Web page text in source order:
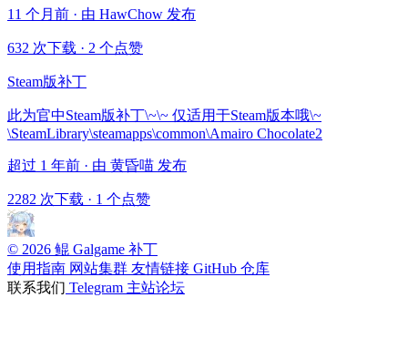
11 个月前 · 由 HawChow 发布
632 次下载 · 2 个点赞
Steam版补丁
此为官中Steam版补丁\~\~ 仅适用于Steam版本哦\~
\SteamLibrary\steamapps\common\Amairo Chocolate2
超过 1 年前 · 由 黄昏喵 发布
2282 次下载 · 1 个点赞
© 2026 鲲 Galgame 补丁
使用指南 网站集群 友情链接 GitHub 仓库
联系我们 Telegram 主站论坛